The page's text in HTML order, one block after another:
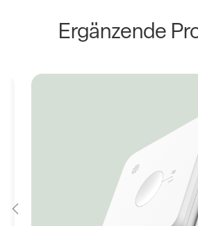
Ergänzende